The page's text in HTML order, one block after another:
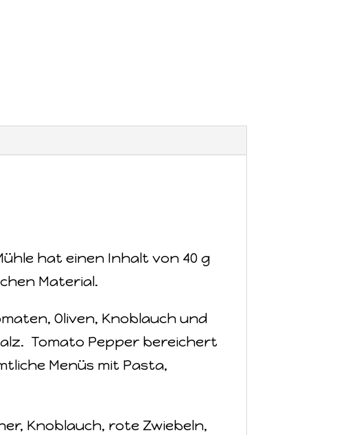
hat einen Inhalt von 40 g
Material.
Oliven, Knoblauch und
Tomato Pepper bereichert
Menüs mit Pasta,
Knoblauch, rote Zwiebeln,